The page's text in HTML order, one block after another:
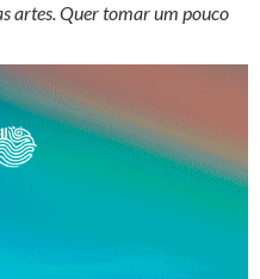
artes. Quer tomar um pouco